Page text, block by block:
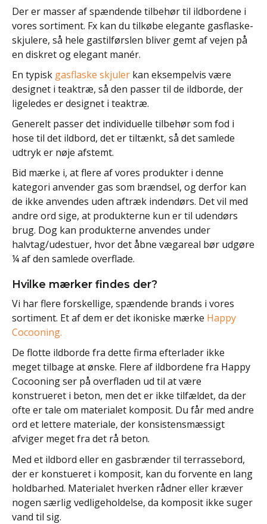
Der er masser af spændende tilbehør til ildbordene i
vores sortiment. Fx kan du tilkøbe elegante gasflaske-
skjulere, så hele gastilførslen bliver gemt af vejen på
en diskret og elegant manér.
En typisk gasflaske skjuler kan eksempelvis være
designet i teaktræ, så den passer til de ildborde, der
ligeledes er designet i teaktræ.
Generelt passer det individuelle tilbehør som fod i
hose til det ildbord, det er tiltænkt, så det samlede
udtryk er nøje afstemt.
Bid mærke i, at flere af vores produkter i denne
kategori anvender gas som brændsel, og derfor kan
de ikke anvendes uden aftræk indendørs. Det vil med
andre ord sige, at produkterne kun er til udendørs
brug. Dog kan produkterne anvendes under
halvtag/udestuer, hvor det åbne vægareal bør udgøre
¼ af den samlede overflade.
Hvilke mærker findes der?
Vi har flere forskellige, spændende brands i vores
sortiment. Et af dem er det ikoniske mærke Happy
Cocooning.
De flotte ildborde fra dette firma efterlader ikke
meget tilbage at ønske. Flere af ildbordene fra Happy
Cocooning ser på overfladen ud til at være
konstrueret i beton, men det er ikke tilfældet, da der
ofte er tale om materialet komposit. Du får med andre
ord et lettere materiale, der konsistensmæssigt
afviger meget fra det rå beton.
Med et ildbord eller en gasbrænder til terrassebord,
der er konstueret i komposit, kan du forvente en lang
holdbarhed. Materialet hverken rådner eller kræver
nogen særlig vedligeholdelse, da komposit ikke suger
vand til sig.